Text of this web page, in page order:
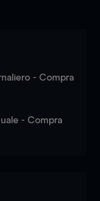
- Compra
- Compra